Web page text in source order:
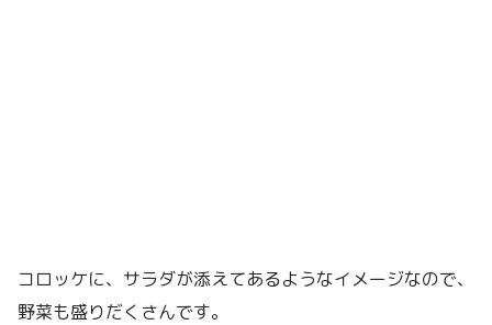
コロッケに、サラダが添えてあるようなイメージなので、
野菜も盛りだくさんです。